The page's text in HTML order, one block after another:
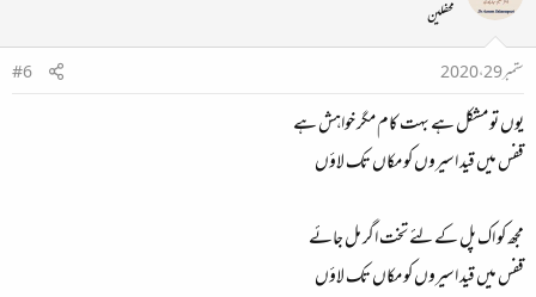
محفلین
ستمبر 29، 2020
#6
یوں تو مشکل ہے بہت کام مگر خواہش ہے
قفس میں قید اسیروں کو مکاں تک لاؤں
مجھ کو اک پل کے لئے تخت اگر مل جائے
قفس میں قید اسیروں کو مکاں تک لاؤں